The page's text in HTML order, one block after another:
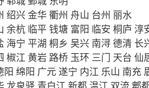
绍兴金华衢州 舟山 台州 丽水
余杭 临平钱塘 富阳 临安 桐庐 淳
海宁 平湖 桐乡 吴兴 南浔德清 长
椒江 黄岩 路桥 玉环 三门 天台 仙
阳 绵阳 广元遂宁 内江 乐山 南充
龙泉驿 青白江 新都 温江 双流郫